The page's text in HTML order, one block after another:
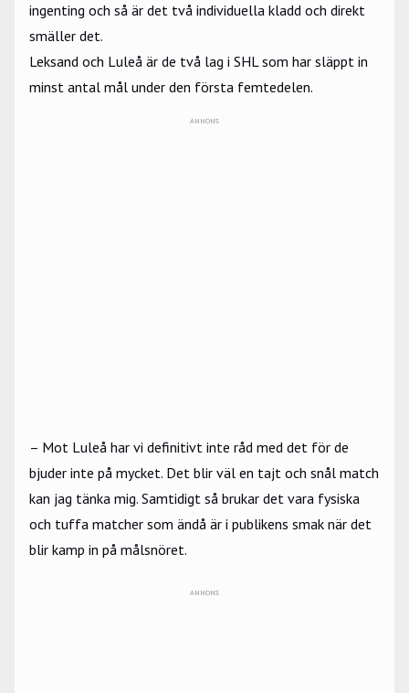
ingenting och så är det två individuella kladd och direkt
smäller det.
Leksand och Luleå är de två lag i SHL som har släppt in
minst antal mål under den första femtedelen.
ANNONS
– Mot Luleå har vi definitivt inte råd med det för de
bjuder inte på mycket. Det blir väl en tajt och snål match
kan jag tänka mig. Samtidigt så brukar det vara fysiska
och tuffa matcher som ändå är i publikens smak när det
blir kamp in på målsnöret.